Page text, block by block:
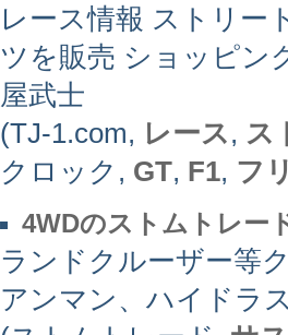
レース情報 ストリー
ツを販売 ショッピン
屋武士
(TJ-1.com, レース, ス
クロック, GT, F1, フ
4WDのストムトレー
ランドクルーザー等
アンマン、ハイドラ